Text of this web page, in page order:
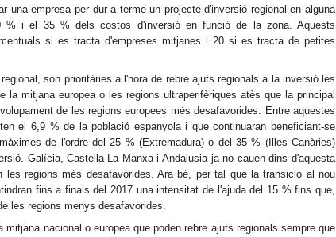
una empresa per dur a terme un projecte d'inversió regional en alguna
% i el 35 % dels costos d'inversió en funció de la zona. Aquests
si es tracta d'empreses mitjanes i 20 si es tracta de petites
són prioritàries a l'hora de rebre ajuts regionals a la inversió les
mitjana europea o les regions ultraperifèriques atès que la principal
de les regions europees més desafavorides. Entre aquestes
el 6,9 % de la població espanyola i que continuaran beneficiant-se
de l'ordre del 25 % (Extremadura) o del 35 % (Illes Canàries)
Galícia, Castella-La Manxa i Andalusia ja no cauen dins d'aquesta
les regions més desafavorides. Ara bé, per tal que la transició al nou
fins a finals del 2017 una intensitat de l'ajuda del 15 % fins que,
les regions menys desafavorides.
nacional o europea que poden rebre ajuts regionals sempre que